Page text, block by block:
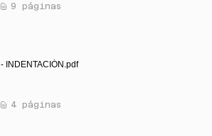
9 páginas
- INDENTACIÓN.pdf
4 páginas